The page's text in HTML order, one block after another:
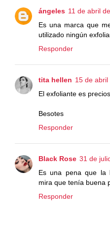
ángeles 11 de abril
Es una marca que
utilizado ningún
Responder
tita hellen 15 de
El exfoliante es
Besotes
Responder
Black Rose 31 de
Es una pena que la
mira que tenía buena
Responder